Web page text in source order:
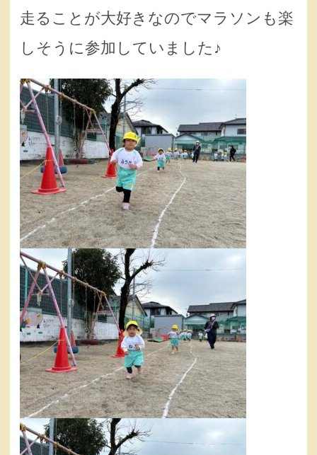
走ることが大好きなのでマラソンも楽
しそうに参加していました♪